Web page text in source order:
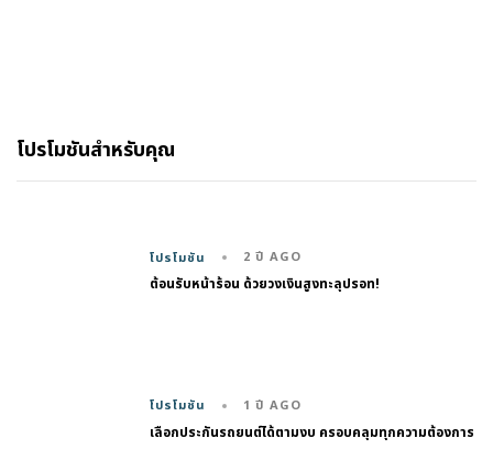
โปรโมชันสำหรับคุณ
โปรโมชัน 2 ปี AGO
ต้อนรับหน้าร้อน ด้วยวงเงินสูงทะลุปรอท!
โปรโมชัน 1 ปี AGO
เลือกประกันรถยนต์ได้ตามงบ ครอบคลุมทุกความต้องการ